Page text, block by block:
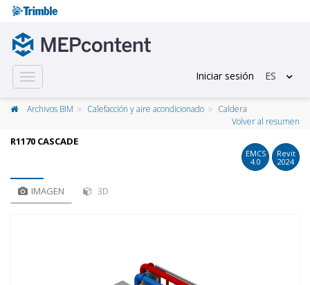
Toggle
navigation
Iniciar sesión ES
Archivos BIM Calefacción y aire acondicionado
Caldera
Volver al resumen
R1170 CASCADE
EMCS
4.0
Revit
2024
IMAGEN 3D